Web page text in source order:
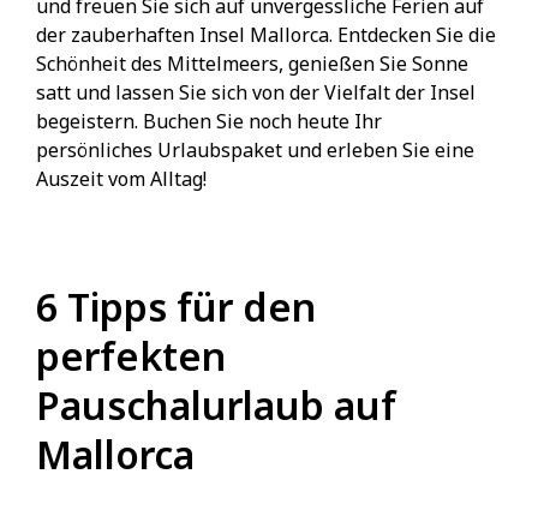
und freuen Sie sich auf unvergessliche Ferien auf
der zauberhaften Insel Mallorca. Entdecken Sie die
Schönheit des Mittelmeers, genießen Sie Sonne
satt und lassen Sie sich von der Vielfalt der Insel
begeistern. Buchen Sie noch heute Ihr
persönliches Urlaubspaket und erleben Sie eine
Auszeit vom Alltag!
6 Tipps für den
perfekten
Pauschalurlaub auf
Mallorca